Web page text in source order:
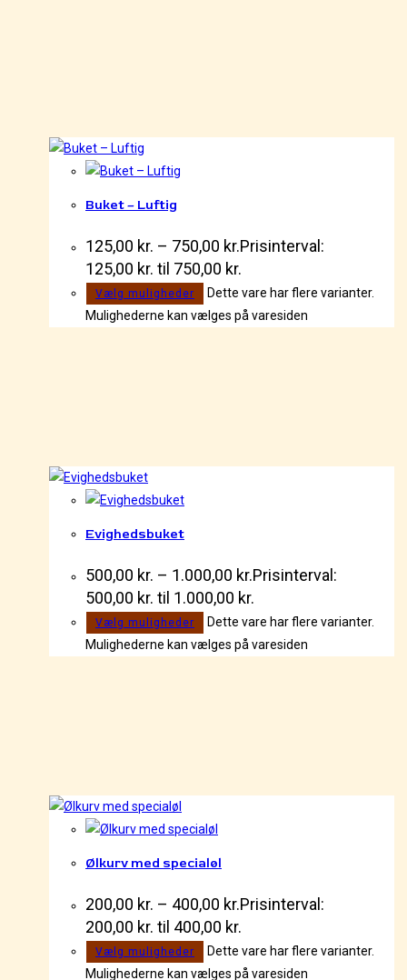
Buket – Luftig
125,00 kr. – 750,00 kr.Prisinterval:
125,00 kr. til 750,00 kr.
Vælg muligheder
Dette vare har flere varianter.
Mulighederne kan vælges på varesiden
Evighedsbuket
500,00 kr. – 1.000,00 kr.Prisinterval:
500,00 kr. til 1.000,00 kr.
Vælg muligheder
Dette vare har flere varianter.
Mulighederne kan vælges på varesiden
Ølkurv med specialøl
200,00 kr. – 400,00 kr.Prisinterval:
200,00 kr. til 400,00 kr.
Vælg muligheder
Dette vare har flere varianter.
Mulighederne kan vælges på varesiden